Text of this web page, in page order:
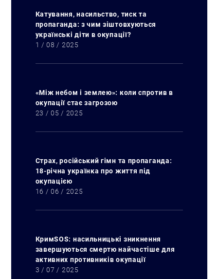
Катування, насильство, тиск та
пропаганда: з чим зіштовхуються
українські діти в окупації?
1 / 08 / 2025
«Між небом і землею»: коли спротив в
окупації стає загрозою
23 / 05 / 2025
Страх, російський гімн та пропаганда:
18-річна українка про життя під
окупацією
16 / 06 / 2025
КримSOS: насильницькі зникнення
завершуються смертю найчастіше для
активних противників окупації
3 / 07 / 2025